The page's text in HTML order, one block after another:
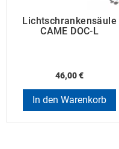
Lichtschrankensäule
CAME DOC-L
46,00 €
In den Warenkorb